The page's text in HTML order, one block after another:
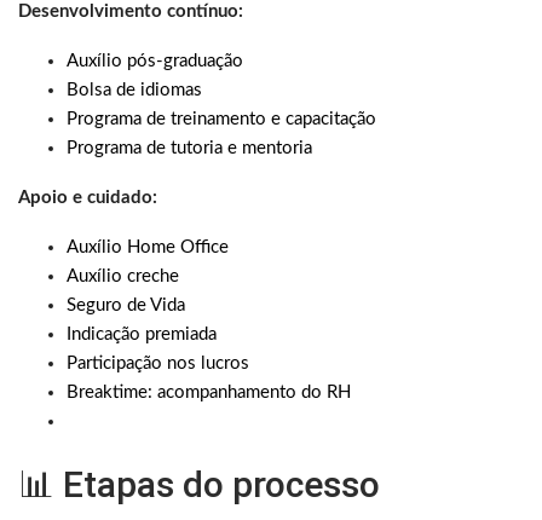
Desenvolvimento contínuo:
Auxílio pós-graduação
Bolsa de idiomas
Programa de treinamento e capacitação
Programa de tutoria e mentoria
Apoio e cuidado:
Auxílio Home Office
Auxílio creche
Seguro de Vida
Indicação premiada
Participação nos lucros
Breaktime: acompanhamento do RH
📊 Etapas do processo